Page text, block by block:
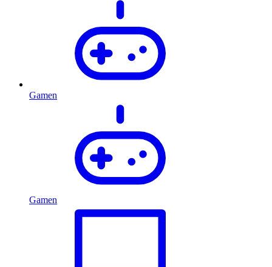
Gamen
Gamen